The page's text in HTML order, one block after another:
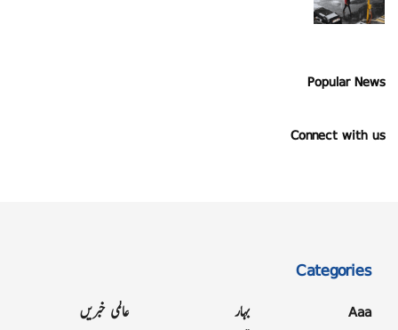
Popular News
Connect with us
Categories
Aaa بہار عالمی خبریں